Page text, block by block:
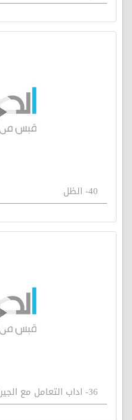
40- الظل
36- اداب التعامل مع الجيران